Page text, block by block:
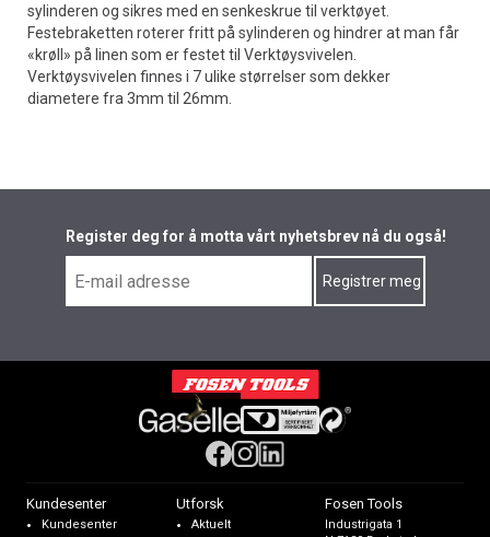
sylinderen og sikres med en senkeskrue til verktøyet.
Festebraketten roterer fritt på sylinderen og hindrer at man får
«krøll» på linen som er festet til Verktøysvivelen.
Verktøysvivelen finnes i 7 ulike størrelser som dekker
diametere fra 3mm til 26mm.
Register deg for å motta vårt nyhetsbrev nå du også!
Kundesenter
Kundesenter
Utforsk
Aktuelt
Fosen Tools
Industrigata 1